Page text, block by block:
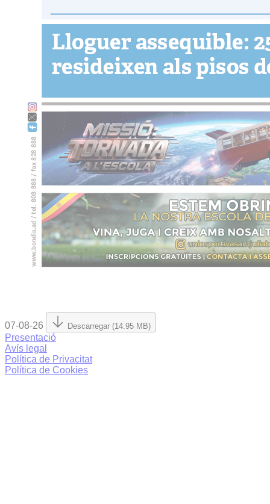
07-08-26 Descarregar (14.95 MB)
Presentació
Avís legal
Política de Privacitat
Política de Cookies